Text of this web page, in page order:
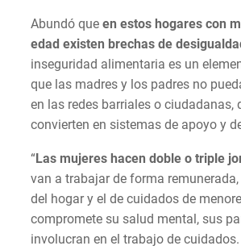
Abundó que en estos hogares con
edad existen brechas de
inseguridad alimentaria es un
que las madres y los padres no
en las redes barriales o ciudadanas,
convierten en sistemas de apoyo y
“Las mujeres hacen doble o triple
van a trabajar de forma
del hogar y el de cuidados de
compromete su salud mental, sus
involucran en el trabajo de